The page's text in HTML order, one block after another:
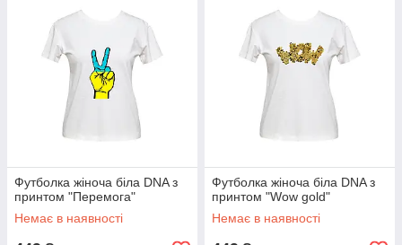
Футболка жіноча біла DNA з
принтом "Перемога"
Немає в наявності
Футболка жіноча біла DNA з
принтом "Wow gold"
Немає в наявності